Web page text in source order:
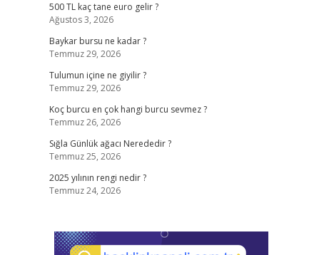
500 TL kaç tane euro gelir ?
Ağustos 3, 2026
Baykar bursu ne kadar ?
Temmuz 29, 2026
Tulumun içine ne giyilir ?
Temmuz 29, 2026
Koç burcu en çok hangi burcu sevmez ?
Temmuz 26, 2026
Sığla Günlük ağacı Nerededir ?
Temmuz 25, 2026
2025 yılının rengi nedir ?
Temmuz 24, 2026